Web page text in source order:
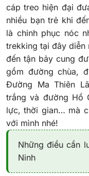
cáp treo hiện đại
nhiều bạn trẻ khi
là chinh phục nóc
trekking tại đây diễn
đến tận bảy cung
gồm đường chùa,
Đường Ma Thiên
trắng và đường Hồ
lực, thời gian… mà
với mình nhé!
Những điều cần
Ninh